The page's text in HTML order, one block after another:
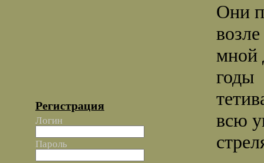
Регистрация
Логин
Пароль
Они
мной
годы
всю